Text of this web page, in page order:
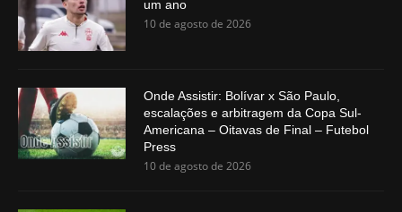
um ano
10 de agosto de 2026
Onde Assistir: Bolívar x São Paulo,
escalações e arbitragem da Copa Sul-
Americana – Oitavas de Final – Futebol
Press
10 de agosto de 2026